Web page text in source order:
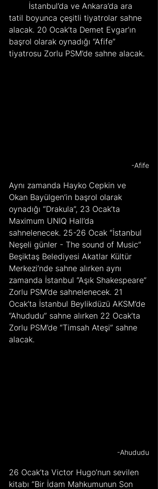
tatil boyunca çeşitli tiyatrolar sahne
alacak. 20 Ocak’ta Demet Evgar’ın
başrol olarak oynadığı “Afife”
tiyatrosu Zorlu PSM’de sahne alacak.
-Afife
Aynı zamanda Hayko Cepkin ve
Okan Bayülgen’in başrol olarak
oynadığı “Drakula”, 23 Ocak’ta
Maximum UNIQ Hall’da
sahnelenecek. 25-26 Ocak “İstanbul
Neşeli günler - The sound of Music”
Beşiktaş Belediyesi Akatlar Kültür
Merkezi’nde sahne alırken aynı
zamanda İstanbul “Aşık Shakespeare”
Zorlu PSM’de sahnelenecek. 21
Ocak’ta İstanbul Beylikdüzü AKSM’de
“Ahududu” sahne alırken 22 Ocak’ta
Zorlu PSM’de “Timsah Ateşi” sahne
alacak.
-Ahududu
26 Ocak’ta Victor Hugo’nun sevilen
kitabı “Bir İdam Mahkumunun Son